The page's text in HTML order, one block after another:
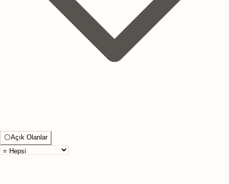
⚪Açık Olanlar